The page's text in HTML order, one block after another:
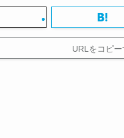
URLをコピー